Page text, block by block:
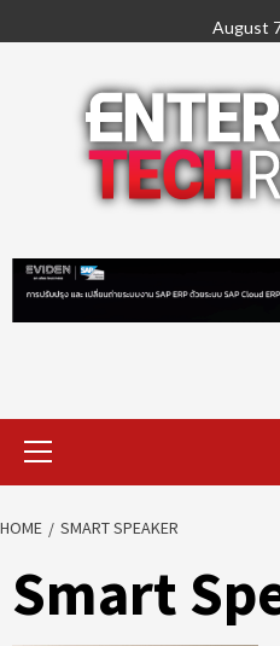
to
August
Primary
Menu
HOME SMART SPEAKER
Smart